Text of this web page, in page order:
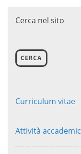
Cerca nel sito
CERCA
Curriculum vitae
Attività